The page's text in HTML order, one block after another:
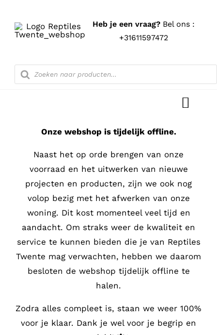
naar
inhoud
Producten
zoeken
Heb je een vraag? Bel ons :
+31611597472
Blog
Service
Contact
Onze webshop is tijdelijk offline.
Naast het op orde brengen van onze
voorraad en het uitwerken van nieuwe
projecten en producten, zijn we ook nog
volop bezig met het afwerken van onze
woning. Dit kost momenteel veel tijd en
aandacht. Om straks weer de kwaliteit en
service te kunnen bieden die je van Reptiles
Twente mag verwachten, hebben we daarom
besloten de webshop tijdelijk offline te
halen.
Zodra alles compleet is, staan we weer 100%
voor je klaar. Dank je wel voor je begrip en